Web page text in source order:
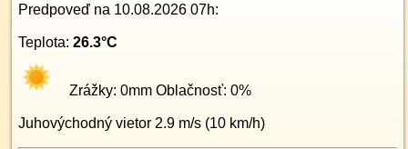
Predpoveď na 10.08.2026 07h:
Teplota: 26.3°C
Zrážky: 0mm Oblačnosť: 0%
Juhovýchodný vietor 2.9 m/s (10 km/h)